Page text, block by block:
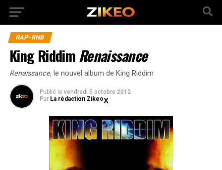
RAP-RNB
King Riddim Renaissance
Renaissance, le nouvel album de King Riddim
Publié le vendredi 5 octobre 2012
Par La rédaction Zikeo